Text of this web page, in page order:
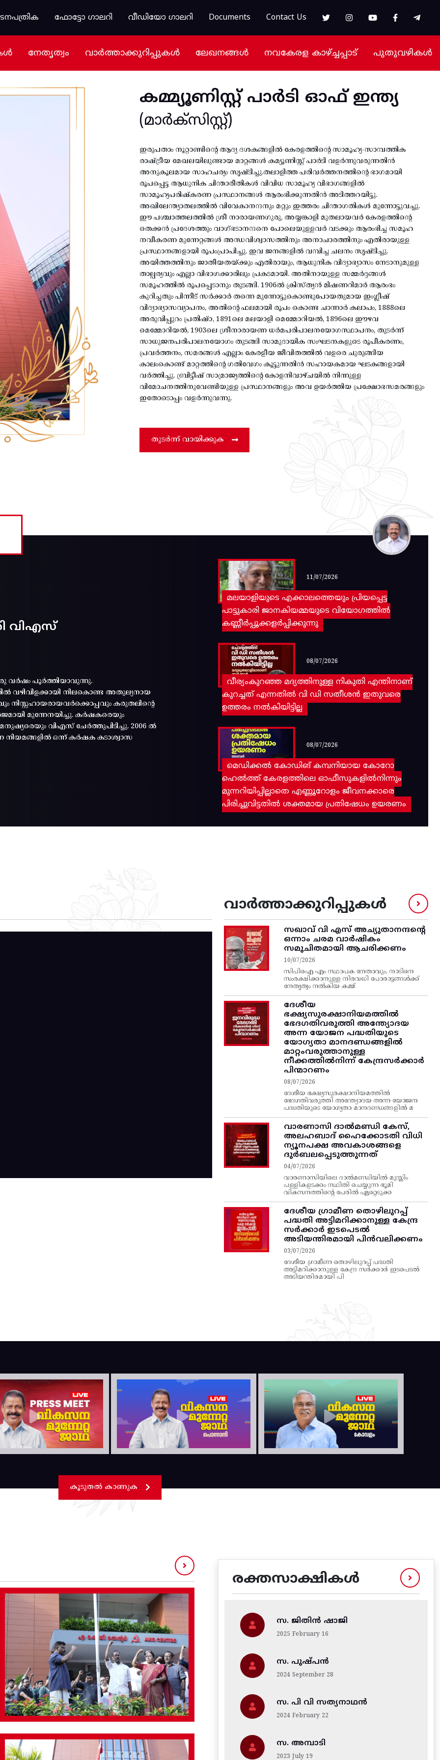
ഫോട്ടോ ഗാലറി വീഡിയോ ഗാലറി Documents Contact Us
നേതൃത്വം വാർത്താക്കുറിപ്പുകൾ ലേഖനങ്ങൾ നവകേരള കാഴ്ച്ചപ്പാട് പുതുവഴികൾ
കമ്മ്യൂണിസ്റ്റ് പാർടി ഓഫ് ഇന്ത്യ
(മാർക്സിസ്റ്റ്)
ഇരുപതാം നൂറ്റാണ്ടിന്റെ ആദ്യ ദശകങ്ങളിൽ കേരളത്തിന്റെ സാമൂഹ്യ-സാമ്പത്തിക
രാഷ്ട്രീയ മേഖലയിലുണ്ടായ മാറ്റങ്ങൾ കമ്യൂണിസ്റ്റ് പാർടി വളർന്നുവരുന്നതിൻ
അനുകൂലമായ സാഹചര്യം സൃഷ്ടിച്ചു.തലാളിത്ത പരിവർത്തനത്തിന്റെ ഭാഗമായി
രൂപപ്പെട്ട ആധുനിക ചിന്താരീതികൾ വിവിധ സാമൂഹ്യ വിഭാഗങ്ങളിൽ
സാമൂഹ്യപരിഷ്കരണ പ്രസ്ഥാനങ്ങൾ ആരംഭിക്കുന്നതിൻ അടിത്തറയിട്ടു.
അഖിലേന്ത്യാതലത്തിൽ വിവേകാനന്ദനും മറ്റും ഇത്തരം ചിന്താഗതികൾ മുന്നോട്ടുവച്ചു.
ഈ പശ്ചാത്തലത്തിൽ ശ്രീ നാരായണഗുരു, അയ്യങ്കാളി മുതലായവർ കേരളത്തിന്റെ
തെക്കൻ പ്രദേശത്തും വാഗ്ഭടാനന്ദനെ പോലെയുള്ളവർ വടക്കും ആരംഭിച്ച സമൂഹ
നവീകരണ മുന്നേറ്റങ്ങൾ അന്ധവിശ്വാസത്തിനും അനാചാരത്തിനും എതിരായുള്ള
പ്രസ്ഥാനങ്ങളായി രൂപംപ്രാപിച്ചു. ഇവ ജനങ്ങളിൽ വമ്പിച്ച ചലനം സൃഷ്ടിച്ചു.
അയിത്തത്തിനും ജാതീയതയ്ക്കും എതിരായും, ആധുനിക വിദ്യാഭ്യാസം നേടാനുമുള്ള
താല്പര്യവും എല്ലാ വിഭാഗക്കാരിലും പ്രകടമായി. അതിനായുള്ള സമ്മർദ്ദങ്ങൾ
സമൂഹത്തിൽ രൂപപ്പെടാനും തുടങ്ങി. 1906ൽ ക്രിസ്ത്യൻ മിഷണറിമാർ ആരംഭം
കുറിച്ചതും പിന്നീട് സർക്കാർ തന്നെ മുന്നോട്ടുകൊണ്ടുപോയതുമായ ഇംഗ്ലീഷ്
വിദ്യാഭ്യാസവ്യാപനം, അതിന്റെ ഫലമായി രൂപം കൊണ്ട ചാന്നാർ കലാപം, 1888ലെ
അരുവിപ്പുറം പ്രതിഷ്ഠ, 1891ലെ മലയാളി മെമ്മോറിയൽ, 1896ലെ ഈഴവ
മെമ്മോറിയൽ, 1903ലെ ശ്രീനാരായണ ധർമപരിപാലനയോഗസ്ഥാപനം, തുടർന്ന്
സാധുജനപരിപാലനയോഗം തുടങ്ങി സാമുദായിക സംഘടനകളുടെ രൂപീകരണം,
പ്രവർത്തനം, സമരങ്ങൾ എല്ലാം കേരളീയ ജീവിതത്തിൽ വളരെ ചുരുങ്ങിയ
കാലംകൊണ്ട് മാറ്റത്തിന്റെ ഗതിവേഗം കൂട്ടുന്നതിൻ സഹായകമായ ഘടകങ്ങളായി
വർത്തിച്ചു. ബ്രിട്ടീഷ് സാമ്രാജ്യത്തിന്റെ കോളനിവാഴ്ചയിൽ നിന്നുള്ള
വിമോചനത്തിനുവേണ്ടിയുള്ള പ്രസ്ഥാനങ്ങളും അവ ഉയർത്തിയ പ്രക്ഷോഭസമരങ്ങളും
ഇതോടൊപ്പം വളർന്നുവന്നു.
തുടർന്ന് വായിക്കുക
വിഎസ്
ഒരു വർഷം പൂർത്തിയാവുന്നു.
വഴിവിളക്കായി നിലകൊണ്ട അതുല്യനായ
നിസ്സഹായരായവർക്കൊപ്പവും കരുതലിന്റെ
മുന്നേനയിച്ചു. കർഷകരെയും
വിഎസ് ചേർത്തുപിടിച്ചു. 2006 ൽ
ഒന്ന് കർഷക കടാശ്വാസ
മലയാളിയുടെ എക്കാലത്തെയും പ്രിയപ്പെട്ട
പാട്ടുകാരി ജാനകിയമ്മയുടെ വിയോഗത്തിൽ
കണ്ണീർപ്പൂക്കളർപ്പിക്കുന്നു
11/07/2026
വീര്യംകുറഞ്ഞ മദ്യത്തിനുള്ള നികുതി എന്തിനാണ്
കുറച്ചത് എന്നതിൽ വി ഡി സതീശൻ ഇതുവരെ
ഉത്തരം നൽകിയിട്ടില്ല
08/07/2026
മെഡിക്കൽ കോഡിങ് കമ്പനിയായ കോറോ
ഹെൽത്ത് കേരളത്തിലെ ഓഫീസുകളിൽനിന്നും
മുന്നറിയിപ്പില്ലാതെ എണ്ണൂറോളം ജീവനക്കാരെ
പിരിച്ചുവിട്ടതിൽ‌ ശക്തമായ പ്രതിഷേധം ഉയരണം
08/07/2026
വാർത്താക്കുറിപ്പുകൾ
സഖാവ് വി എസ്‌ അച്യുതാനന്ദന്റെ
ഒന്നാം ചരമ വാര്‍ഷികം
സമുചിതമായി ആചരിക്കണം
10/07/2026
സിപിഐ എം സ്ഥാപക നേതാവും, നാടിനെ
സംരക്ഷിക്കാനുള്ള നിരവധി പോരാട്ടങ്ങള്‍ക്ക്‌
നേതൃത്വം നല്‍കിയ കമ്മ്
ദേശീയ
ഭക്ഷ്യസുരക്ഷാനിയമത്തിൽ
ഭേദഗതിവരുത്തി അന്ത്യോദയ
അന്ന യോജന പദ്ധതിയുടെ
യോഗ്യതാ മാനദണ്ഡങ്ങളിൽ
മാറ്റംവരുത്താനുള്ള
നീക്കത്തിൽനിന്ന്‌ കേന്ദ്രസർക്കാർ
പിന്മാറണം
08/07/2026
ദേശീയ ഭക്ഷ്യസുരക്ഷാനിയമത്തിൽ
ഭേദഗതിവരുത്തി അന്ത്യോദയ അന്ന യോജന
പദ്ധതിയുടെ യോഗ്യതാ മാനദണ്ഡങ്ങളിൽ മ
വാരണാസി ദാൽമണ്ഡി കേസ്,
അലഹബാദ് ഹൈക്കോടതി വിധി
ന്യൂനപക്ഷ അവകാശങ്ങളെ
ദുർബലപ്പെടുത്തുന്നത്
04/07/2026
വാരണാസിയിലെ ദാൽമണ്ഡിയിൽ മുസ്ലിം
പള്ളികളടക്കം സ്ഥിതി ചെയ്യുന്ന ഭൂമി
വികസനത്തിന്റെ പേരിൽ ഏറ്റെടുക്ക
ദേശീയ ഗ്രാമീണ തൊഴിലുറപ്പ്‌
പദ്ധതി അട്ടിമറിക്കാനുള്ള കേന്ദ്ര
സര്‍ക്കാര്‍ ഇടപെടല്‍
അടിയന്തിരമായി പിന്‍വലിക്കണം
03/07/2026
ദേശീയ ഗ്രാമീണ തൊഴിലുറപ്പ്‌ പദ്ധതി
അട്ടിമറിക്കാനുള്ള കേന്ദ്ര സര്‍ക്കാര്‍ ഇടപെടല്‍
അടിയന്തിരമായി പി
കൂടുതൽ കാണുക
രക്തസാക്ഷികൾ
സ. ജിതിന്‍ ഷാജി
2025 February 16
സ. പുഷ്പൻ
2024 September 28
സ. പി വി സത്യനാഥൻ
2024 February 22
സ. അമ്പാടി
2023 July 19